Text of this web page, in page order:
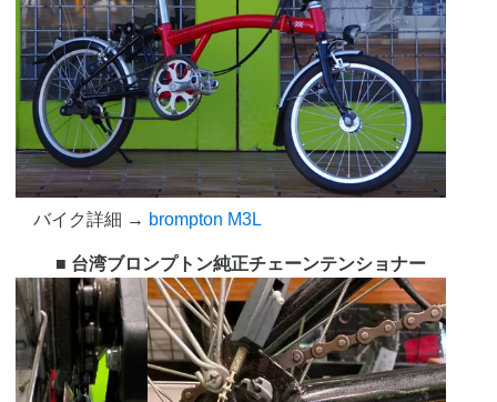
バイク詳細 → brompton M3L
■ 台湾ブロンプトン純正チェーンテンショナー